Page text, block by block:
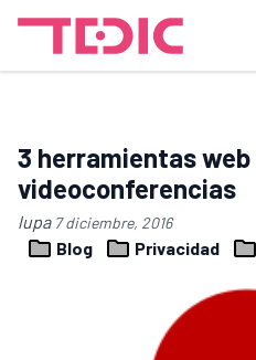
3 herramientas
videoconferencias
lupa 7 diciembre, 2016
Blog Privacidad